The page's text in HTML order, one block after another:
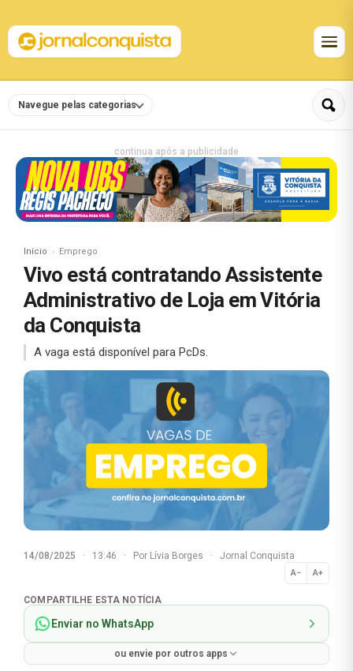
Navegue pelas categorias
continua após a publicidade
Início Emprego
Vivo está contratando Assistente
Administrativo de Loja em Vitória
da Conquista
A vaga está disponível para PcDs.
14/08/2025 · 13:46 · Por Lívia Borges · Jornal Conquista
A− A+
Normal
COMPARTILHE ESTA NOTÍCIA
Enviar no WhatsApp
ou envie por outros apps